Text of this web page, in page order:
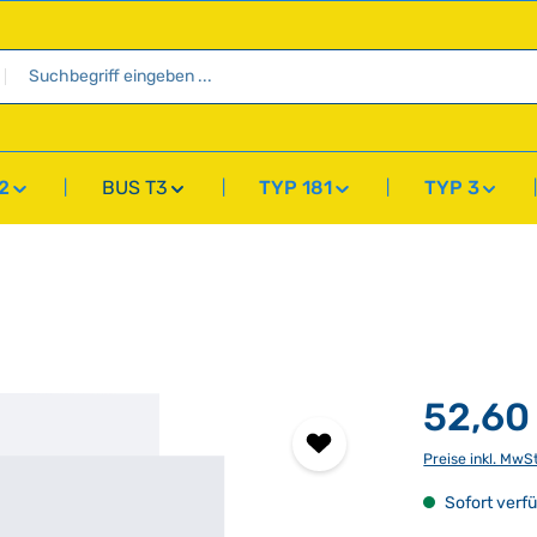
BUS T3 TYP 181 TYP 3
Preise inkl.
Sofort